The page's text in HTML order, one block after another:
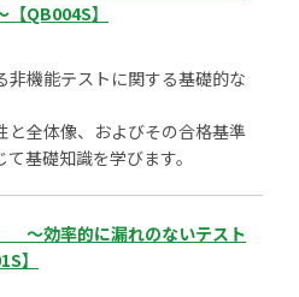
QB004S】
非機能テストに関する基礎的な
と全体像、およびその合格基準
基礎知識を学びます。
～効率的に漏れのないテスト
】